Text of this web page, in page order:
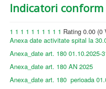
Indicatori conform
1 1 1 1 1 1 1 1 1 1 Rating 0.00 (0
Anexa date activitate spital la
Anexa_date art. 180 01.10.2025-
Anexa_date art. 180 AN 2025
Anexa_date art. 180 perioada